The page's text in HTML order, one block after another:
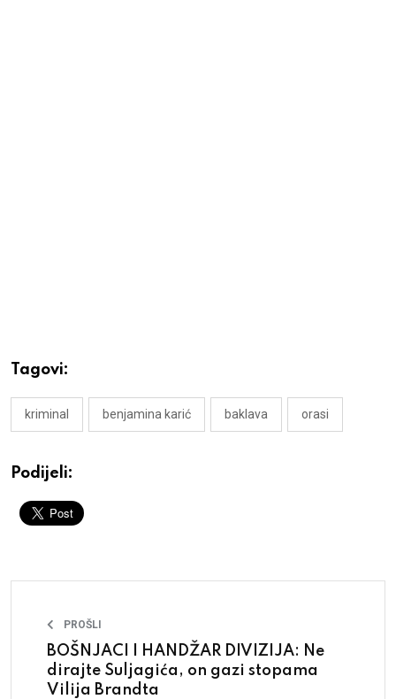
Tagovi:
kriminal benjamina karić baklava orasi
Podijeli:
PROŠLI
BOŠNJACI I HANDŽAR DIVIZIJA: Ne
dirajte Suljagića, on gazi stopama
Vilija Brandta